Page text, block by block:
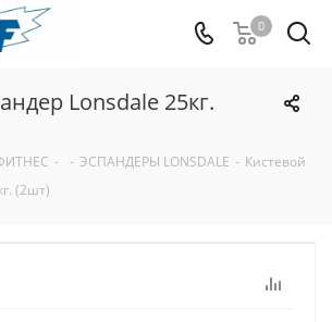
0
Lonsdale 25кг.
- - ЭСПАНДЕРЫ LONSDALE - Кистевой
(2шт)